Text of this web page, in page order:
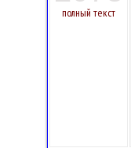
полный текст